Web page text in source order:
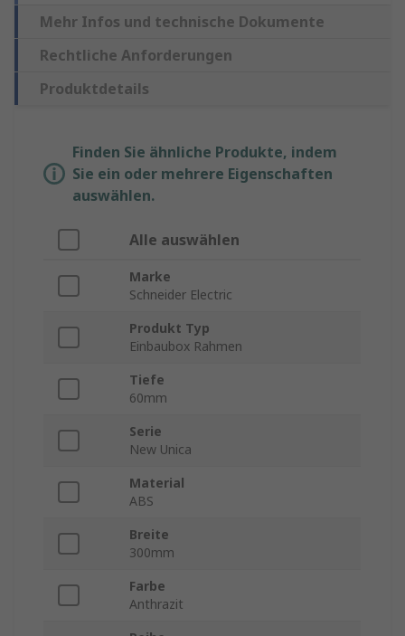
Mehr Infos und technische Dokumente
Rechtliche Anforderungen
Produktdetails
Finden Sie ähnliche Produkte, indem
Sie ein oder mehrere Eigenschaften
auswählen.
Alle auswählen
Marke
Schneider Electric
Produkt Typ
Einbaubox Rahmen
Tiefe
60mm
Serie
New Unica
Material
ABS
Breite
300mm
Farbe
Anthrazit